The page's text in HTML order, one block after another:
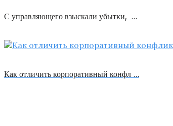
С управляющего взыскали убытки, …
Как отличить корпоративный конфл …